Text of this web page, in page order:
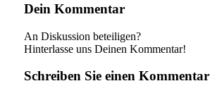
Dein Kommentar
An Diskussion beteiligen?
Hinterlasse uns Deinen Kommentar!
Schreiben Sie einen Kommentar